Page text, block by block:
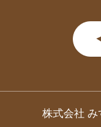
株式会社 み